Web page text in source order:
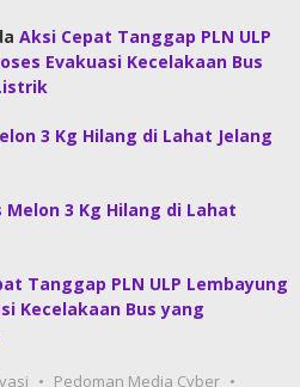
Aksi Cepat Tanggap PLN ULP
Evakuasi Kecelakaan Bus
3 Kg Hilang di Lahat Jelang
Melon 3 Kg Hilang di Lahat
Tanggap PLN ULP Lembayung
Kecelakaan Bus yang
Pedoman Media Cyber